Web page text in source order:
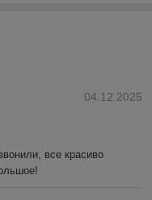
04.12.2025
все красиво